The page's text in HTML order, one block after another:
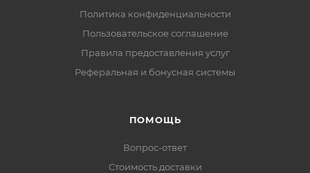
Политика конфиденциальности
Пользовательское соглашение
Правила предоставления услуг
Реферальная и бонусная системы
ПОМОЩЬ
Вопрос-ответ
Стоимость доставки